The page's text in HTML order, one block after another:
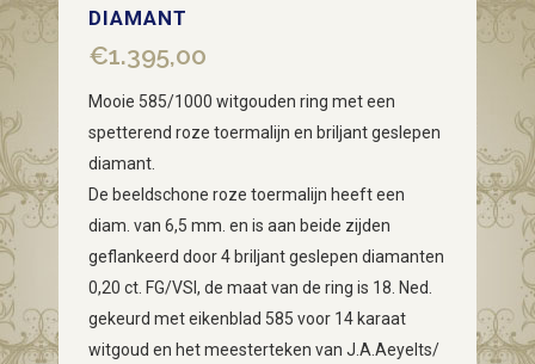
DIAMANT
€1.395,00
Mooie 585/1000 witgouden ring met een
spetterend roze toermalijn en briljant geslepen
diamant.
De beeldschone roze toermalijn heeft een
diam. van 6,5 mm. en is aan beide zijden
geflankeerd door 4 briljant geslepen diamanten
0,20 ct. FG/VSI, de maat van de ring is 18. Ned.
gekeurd met eikenblad 585 voor 14 karaat
witgoud en het meesterteken van J.A.Aeyelts/